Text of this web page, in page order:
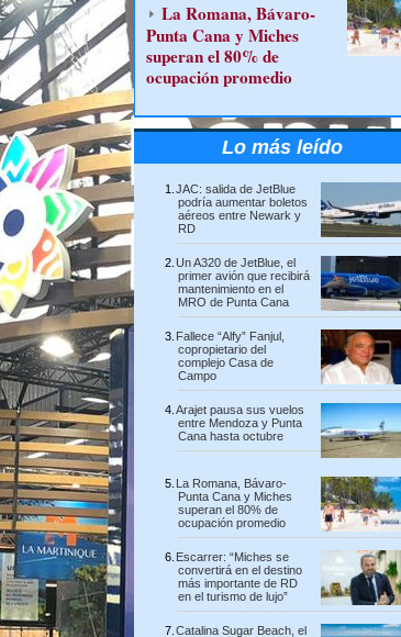
La Romana, Bávaro-
Punta Cana y Miches
superan el 80% de
ocupación promedio
Lo más leído
JAC: salida de JetBlue
podría aumentar boletos
aéreos entre Newark y
RD
Un A320 de JetBlue, el
primer avión que recibirá
mantenimiento en el
MRO de Punta Cana
Fallece “Alfy” Fanjul,
copropietario del
complejo Casa de
Campo
Arajet pausa sus vuelos
entre Mendoza y Punta
Cana hasta octubre
La Romana, Bávaro-
Punta Cana y Miches
superan el 80% de
ocupación promedio
Escarrer: “Miches se
convertirá en el destino
más importante de RD
en el turismo de lujo”
Catalina Sugar Beach, el